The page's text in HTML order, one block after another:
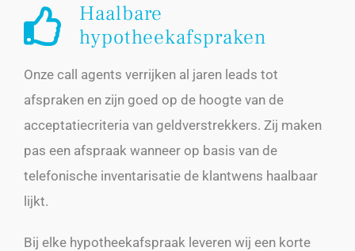
Haalbare
hypotheekafspraken
Onze call agents verrijken al jaren leads tot
afspraken en zijn goed op de hoogte van de
acceptatiecriteria van geldverstrekkers. Zij maken
pas een afspraak wanneer op basis van de
telefonische inventarisatie de klantwens haalbaar
lijkt.
Bij elke hypotheekafspraak leveren wij een korte